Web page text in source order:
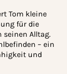
Tom kleine
für die
seinen Alltag.
– ein
und